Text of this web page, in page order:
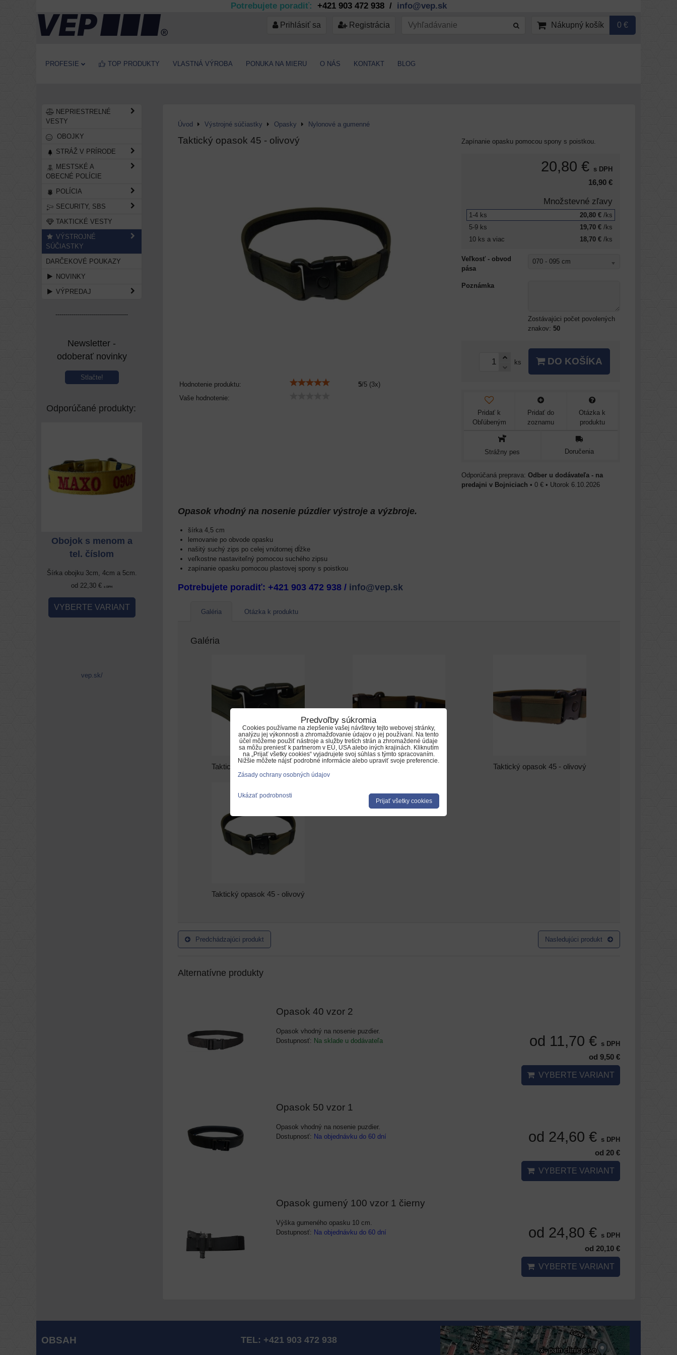
Potrebujete poradiť: +421 903 472 938 / info@vep.sk
Prihlásiť sa Registrácia Nákupný košík 0 €
PROFESIE TOP PRODUKTY VLASTNÁ VÝROBA PONUKA NA MIERU O NÁS KONTAKT BLOG
Úvod Výstrojné súčiastky Opasky Nylonové a gumenné
Taktický opasok 45 - olivový
Hodnotenie produktu: 5/5 (3x)
Vaše hodnotenie:
Zapínanie opasku pomocou spony s poistkou.
20,80 € s DPH
16,90 €
Množstevné zľavy
1-4 ks 20,80 € /ks
5-9 ks 19,70 € /ks
10 ks a viac 18,70 € /ks
Veľkosť - obvod
pása
070 - 095 cm
Poznámka
Zostávajúci počet povolených
znakov: 50
ks DO KOŠÍKA
Pridať k
Obľúbeným
Pridať do
zoznamu
Otázka k
produktu
Strážny pes Doručenia
Odber u dodávateľa - na
predajni v Bojniciach • 0 € • Utorok 6.10.2026
Opasok vhodný na nosenie púzdier výstroje a výzbroje.
šírka 4,5 cm
lemovanie po obvode opasku
našitý suchý zips po celej vnútornej dĺžke
veľkostne nastaviteľný pomocou suchého zipsu
zapínanie opasku pomocou plastovej spony s poistkou
Potrebujete poradiť: +421 903 472 938 / info@vep.sk
Galéria Otázka k produktu
Galéria
Taktický opasok 45 - olivový Taktický opasok 45 - olivový Taktický opasok 45 - olivový
Taktický opasok 45 - olivový
Predchádzajúci produkt Nasledujúci produkt
Alternatívne produkty
Opasok 40 vzor 2
Opasok vhodný na nosenie puzdier.
Dostupnosť: Na sklade u dodávateľa od 11,70 € s DPH
od 9,50 €
VYBERTE VARIANT
Opasok 50 vzor 1
Opasok vhodný na nosenie puzdier.
Dostupnosť: Na objednávku do 60 dní od 24,60 € s DPH
od 20 €
VYBERTE VARIANT
Opasok gumený 100 vzor 1 čierny
Výška gumeného opasku 10 cm.
Dostupnosť: Na objednávku do 60 dní od 24,80 € s DPH
od 20,10 €
VYBERTE VARIANT
NEPRIESTRELNÉ
VESTY
OBOJKY
STRÁŽ V PRÍRODE
MESTSKÉ A
OBECNÉ POLÍCIE
POLÍCIA
SECURITY, SBS
TAKTICKÉ VESTY
VÝSTROJNÉ
SÚČIASTKY
DARČEKOVÉ POUKAZY
NOVINKY
VÝPREDAJ
------------------------------------
Newsletter -
odoberať novinky
Stlačte!
Odporúčané produkty:
Obojok s menom a
tel. číslom
Šírka obojku 3cm, 4cm a 5cm.
od 22,30 €
s DPH
VYBERTE VARIANT
Obojok s menom a
tel. číslom
Šírka obojku 3cm, 4cm a 5cm.
od 22,30 €
s DPH
VYBERTE VARIANT
vep.sk/
OBSAH TEL: +421 903 472 938
Predvoľby súkromia
Cookies používame na zlepšenie vašej návštevy tejto webovej stránky,
analýzu jej výkonnosti a zhromažďovanie údajov o jej používaní. Na tento
účel môžeme použiť nástroje a služby tretích strán a zhromaždené údaje
sa môžu preniesť k partnerom v EÚ, USA alebo iných krajinách. Kliknutím
na „Prijať všetky cookies“ vyjadrujete svoj súhlas s týmto spracovaním.
Nižšie môžete nájsť podrobné informácie alebo upraviť svoje preferencie.
Zásady ochrany osobných údajov
Ukázať podrobnosti
Prijať všetky cookies